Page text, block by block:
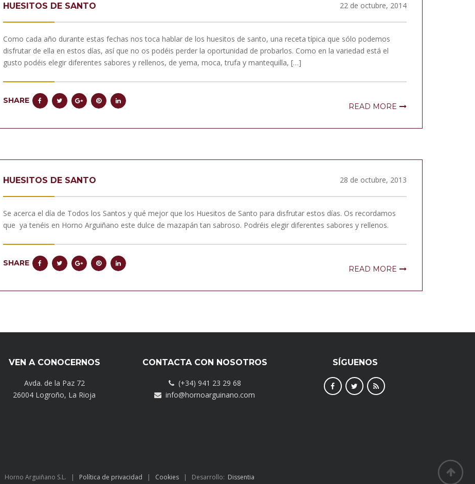
HUESITOS DE SANTO 22 de octubre, 2014
Como cada año durante estas fechas nos toca hablar de los huesitos de santo, una receta típica que sólo podemos
disfrutar de ella en estos días, así que no os podéis perder la oportunidad de probarlos. Como en la variedad está el
gusto podéis elegir diferentes sabores y rellenos, de yema, moca, trufa y mantequilla, […]
SHARE
READ MORE
HUESITOS DE SANTO 28 de octubre, 2013
Se acerca el día de Todos los Santos y qué mejor que los Huesitos de Santo para disfrutar estos días. Os recordamos
que ya tenéis en Horno Arguiñano este dulce de mazapán tan sabroso. Podréis elegir diferentes sabores y rellenos.
SHARE
READ MORE
VEN A CONOCERNOS
Avda. de la Paz 72
26004 Logroño, La Rioja
CONTACTA CON NOSOTROS
(+34) 941 23 29 68
info@hornoarguinano.com
SÍGUENOS
Horno Arguiñano S.L. | Política de privacidad | Cookies | Desarrollo: Dissentia